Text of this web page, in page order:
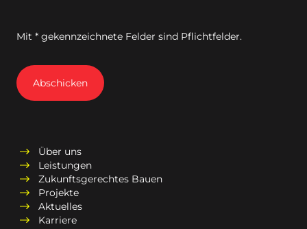
Mit * gekennzeichnete Felder sind Pflichtfelder.
Abschicken
Über uns
Leistungen
Zukunftsgerechtes Bauen
Projekte
Aktuelles
Karriere